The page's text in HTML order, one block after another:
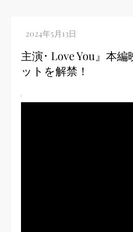
主演･ Love You』本
ットを解禁！